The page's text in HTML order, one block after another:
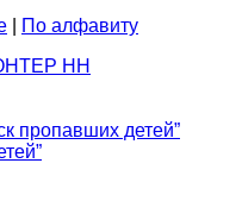
По алфавиту